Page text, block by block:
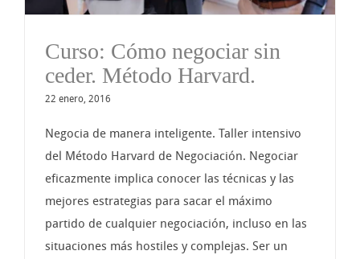
Curso: Cómo negociar sin
ceder. Método Harvard.
22 enero, 2016
Negocia de manera inteligente. Taller intensivo
del Método Harvard de Negociación. Negociar
eficazmente implica conocer las técnicas y las
mejores estrategias para sacar el máximo
partido de cualquier negociación, incluso en las
situaciones más hostiles y complejas. Ser un